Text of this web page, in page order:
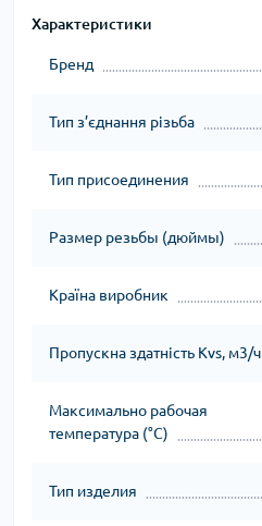
Характеристики
Бренд
Тип з’єднання різьба
Тип присоединения
Размер резьбы (дюймы)
Країна виробник
Пропускна здатність Kvs, м3/ч
Максимально рабочая
температура (°C)
Тип изделия